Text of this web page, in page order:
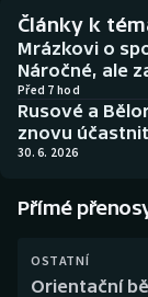
Biatlon
Boby a skeleton
Box
Curling
Dostihy
Aplikace ČT
AZ kvíz
Články k
Mrázkovi o
Náročné, ale
Před 7 hod
Rusové a
znovu
30. 6. 2026
Přímé
OSTATNÍ
Orientační